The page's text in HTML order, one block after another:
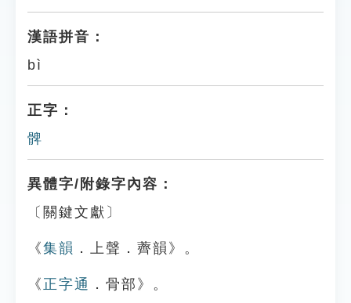
漢語拼音：
bì
正字：
髀
異體字/附錄字內容：
〔關鍵文獻〕
《集韻 ．上聲．薺韻》。
《 正字通 ．骨部》。